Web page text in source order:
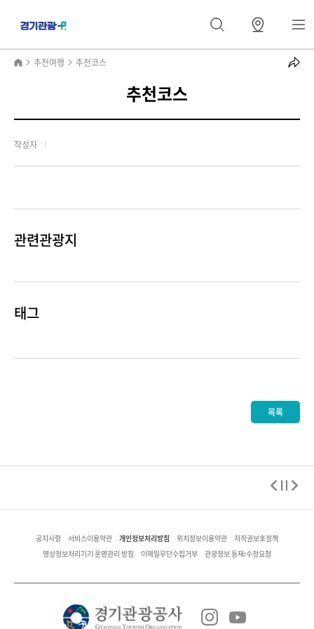
추천여행 추천코스
추천코스
작성자
관련관광지
태그
목록
공지사항 서비스이용약관 개인정보처리방침 위치정보이용약관 저작권보호정책
영상정보처리기기 운영관리 방침 이메일무단수집거부 관광정보 등재/수정요청